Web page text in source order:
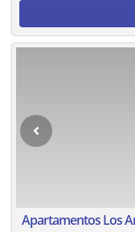
Apartamentos Los